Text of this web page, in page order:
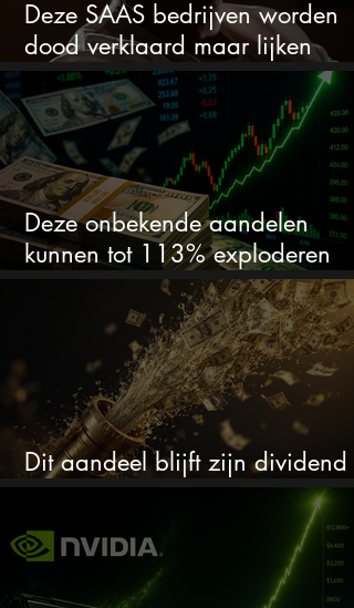
Deze SAAS bedrijven worden
dood verklaard maar lijken
springlevend
Deze onbekende aandelen
kunnen tot 113% exploderen
(één springt eruit)
Dit aandeel blijft zijn dividend
verhogen, wat er ook gebeurt